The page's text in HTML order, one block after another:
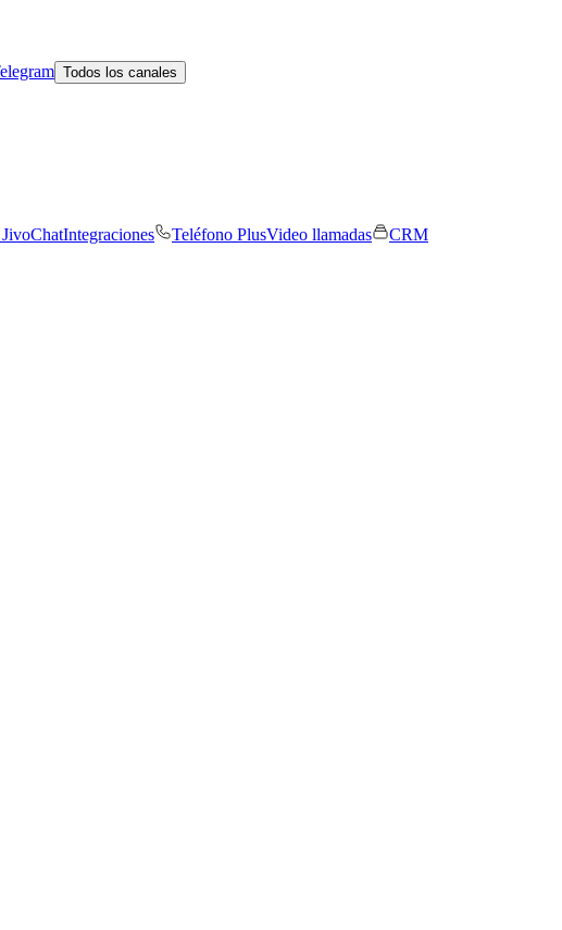
Todos los canales
Integraciones Teléfono PlusVideo llamadas
CRM